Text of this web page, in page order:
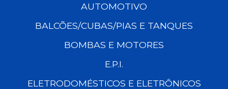
AUTOMOTIVO
BALCÕES/CUBAS/PIAS E TANQUES
BOMBAS E MOTORES
E.P.I.
ELETRODOMÉSTICOS E ELETRÔNICOS